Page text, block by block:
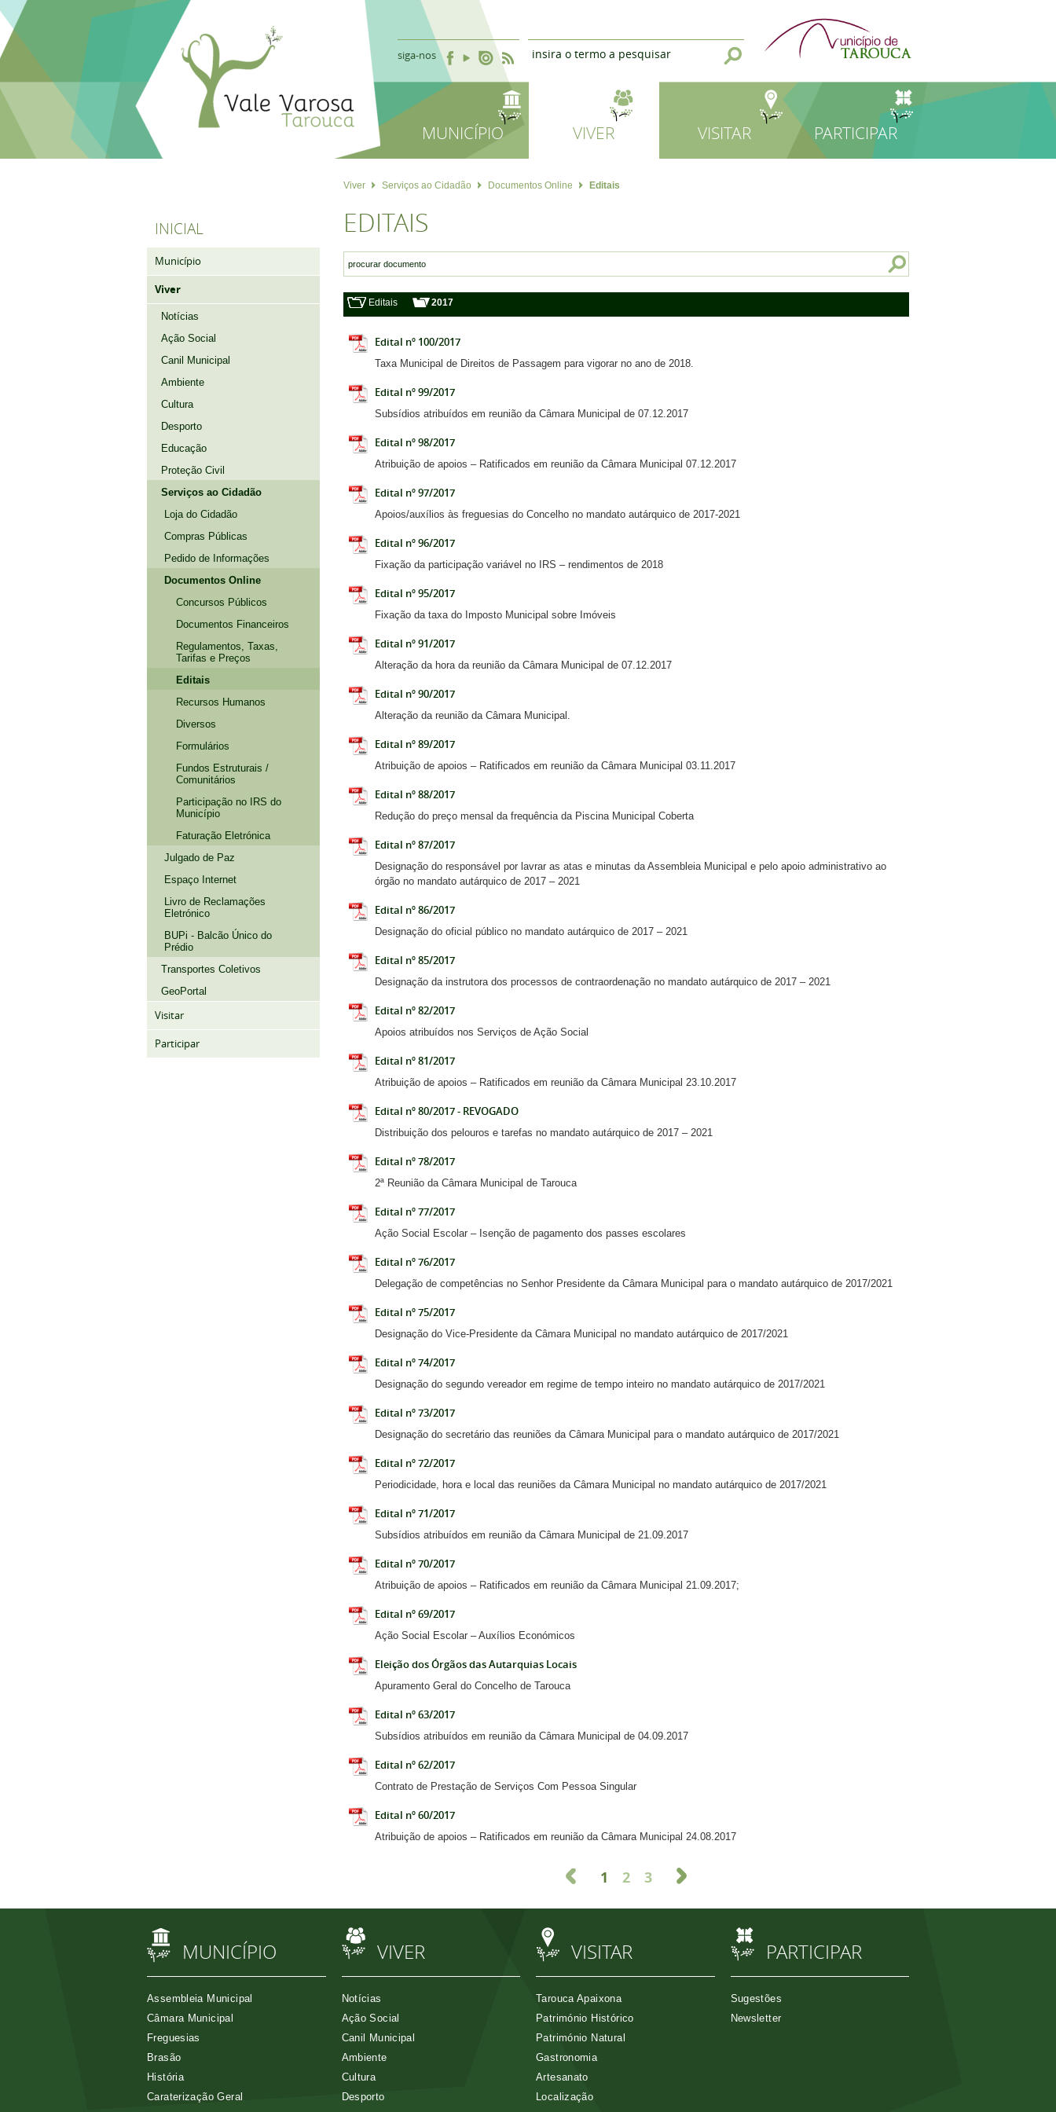
siga-nos
MUNICÍPIO VIVER VISITAR PARTICIPAR
INICIAL
Município
Viver
Notícias
Ação Social
Canil Municipal
Ambiente
Cultura
Desporto
Educação
Proteção Civil
Serviços ao Cidadão
Loja do Cidadão
Compras Públicas
Pedido de Informações
Documentos Online
Concursos Públicos
Documentos Financeiros
Regulamentos, Taxas,
Tarifas e Preços
Editais
Recursos Humanos
Diversos
Formulários
Fundos Estruturais /
Comunitários
Participação no IRS do
Município
Faturação Eletrónica
Julgado de Paz
Espaço Internet
Livro de Reclamações
Eletrónico
BUPi - Balcão Único do
Prédio
Transportes Coletivos
GeoPortal
Visitar
Participar
Viver Serviços ao Cidadão Documentos Online Editais
EDITAIS
Editais 2017
Edital nº 100/2017
Taxa Municipal de Direitos de Passagem para vigorar no ano de 2018.
Edital nº 99/2017
Subsídios atribuídos em reunião da Câmara Municipal de 07.12.2017
Edital nº 98/2017
Atribuição de apoios – Ratificados em reunião da Câmara Municipal 07.12.2017
Edital nº 97/2017
Apoios/auxílios às freguesias do Concelho no mandato autárquico de 2017-2021
Edital nº 96/2017
Fixação da participação variável no IRS – rendimentos de 2018
Edital nº 95/2017
Fixação da taxa do Imposto Municipal sobre Imóveis
Edital nº 91/2017
Alteração da hora da reunião da Câmara Municipal de 07.12.2017
Edital nº 90/2017
Alteração da reunião da Câmara Municipal.
Edital nº 89/2017
Atribuição de apoios – Ratificados em reunião da Câmara Municipal 03.11.2017
Edital nº 88/2017
Redução do preço mensal da frequência da Piscina Municipal Coberta
Edital nº 87/2017
Designação do responsável por lavrar as atas e minutas da Assembleia Municipal e pelo apoio administrativo ao
órgão no mandato autárquico de 2017 – 2021
Edital nº 86/2017
Designação do oficial público no mandato autárquico de 2017 – 2021
Edital nº 85/2017
Designação da instrutora dos processos de contraordenação no mandato autárquico de 2017 – 2021
Edital nº 82/2017
Apoios atribuídos nos Serviços de Ação Social
Edital nº 81/2017
Atribuição de apoios – Ratificados em reunião da Câmara Municipal 23.10.2017
Edital nº 80/2017 - REVOGADO
Distribuição dos pelouros e tarefas no mandato autárquico de 2017 – 2021
Edital nº 78/2017
2ª Reunião da Câmara Municipal de Tarouca
Edital nº 77/2017
Ação Social Escolar – Isenção de pagamento dos passes escolares
Edital nº 76/2017
Delegação de competências no Senhor Presidente da Câmara Municipal para o mandato autárquico de 2017/2021
Edital nº 75/2017
Designação do Vice-Presidente da Câmara Municipal no mandato autárquico de 2017/2021
Edital nº 74/2017
Designação do segundo vereador em regime de tempo inteiro no mandato autárquico de 2017/2021
Edital nº 73/2017
Designação do secretário das reuniões da Câmara Municipal para o mandato autárquico de 2017/2021
Edital nº 72/2017
Periodicidade, hora e local das reuniões da Câmara Municipal no mandato autárquico de 2017/2021
Edital nº 71/2017
Subsídios atribuídos em reunião da Câmara Municipal de 21.09.2017
Edital nº 70/2017
Atribuição de apoios – Ratificados em reunião da Câmara Municipal 21.09.2017;
Edital nº 69/2017
Ação Social Escolar – Auxílios Económicos
Eleição dos Órgãos das Autarquias Locais
Apuramento Geral do Concelho de Tarouca
Edital nº 63/2017
Subsídios atribuídos em reunião da Câmara Municipal de 04.09.2017
Edital nº 62/2017
Contrato de Prestação de Serviços Com Pessoa Singular
Edital nº 60/2017
Atribuição de apoios – Ratificados em reunião da Câmara Municipal 24.08.2017
1 2 3
MUNICÍPIO
Assembleia Municipal
Câmara Municipal
Freguesias
Brasão
História
Caraterização Geral
VIVER
Notícias
Ação Social
Canil Municipal
Ambiente
Cultura
Desporto
VISITAR
Tarouca Apaixona
Património Histórico
Património Natural
Gastronomia
Artesanato
Localização
PARTICIPAR
Sugestões
Newsletter